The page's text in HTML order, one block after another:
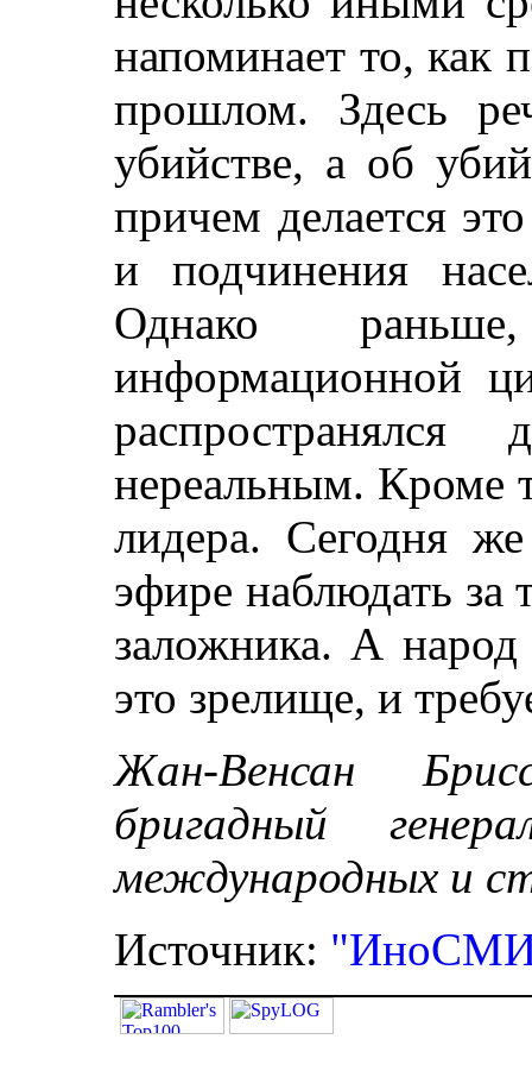
напоминает то, как
прошлом. Здесь
убийстве, а об
причем делается
и подчинения
Однако
информационной
нереальным. Кроме
лидера. Сегодня
эфире наблюдать за
заложника. А народ
это зрелище, и
Жан-Венсан
бригадный
международных и
Источник: